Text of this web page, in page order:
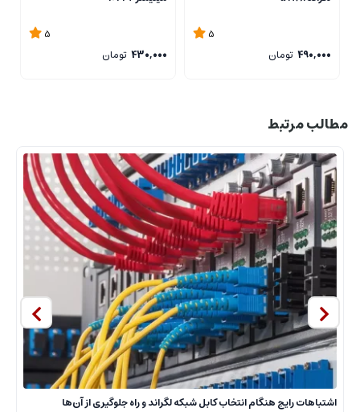
5
490,000 تومان
5
430,000 تومان
مطالب مرتبط
اشتباهات رایج هنگام انتخاب کابل شبکه لگراند و راه جلوگیری از آن‌ها